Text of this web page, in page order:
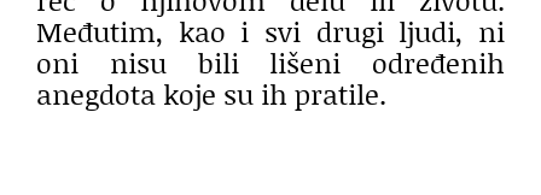
Međutim, kao i svi drugi ljudi, ni
oni nisu bili lišeni određenih
anegdota koje su ih pratile.